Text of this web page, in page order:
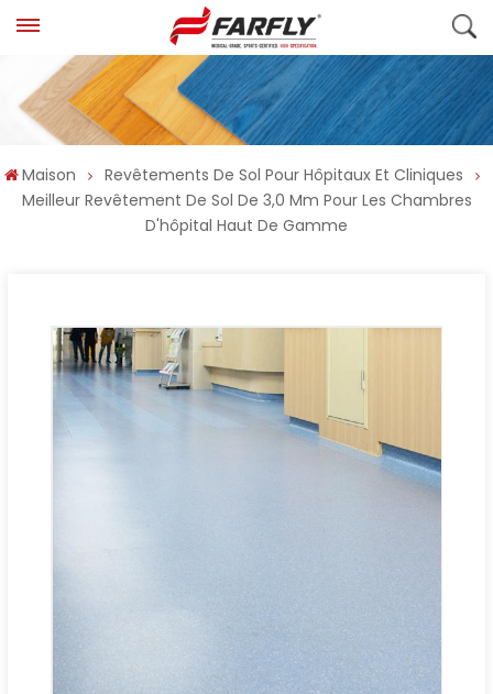
Maison
Revêtements De Sol Pour Hôpitaux Et Cliniques
Meilleur Revêtement De Sol De 3,0 Mm Pour Les Chambres
D'hôpital Haut De Gamme